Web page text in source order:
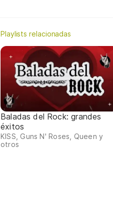
Playlists relacionadas
Baladas del Rock: grandes
éxitos
KISS, Guns N' Roses, Queen y
otros